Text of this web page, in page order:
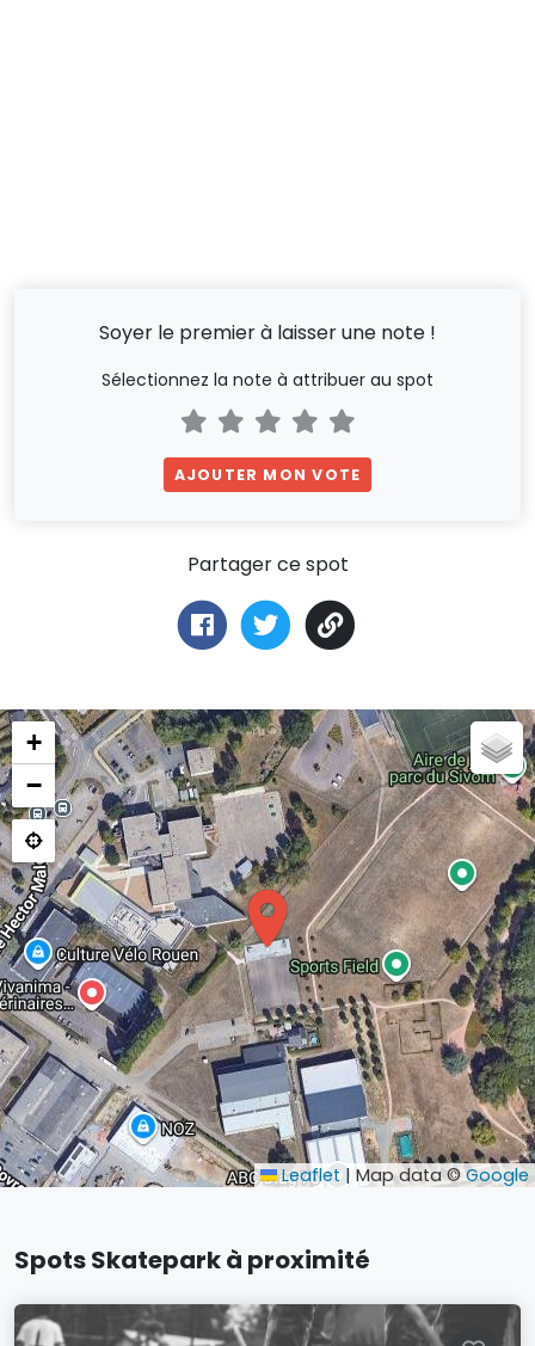
Soyer le premier à laisser une note !
Sélectionnez la note à attribuer au spot
AJOUTER MON VOTE
Partager ce spot
+
−
Leaflet | Map data ©Google
Spots Skatepark à proximité